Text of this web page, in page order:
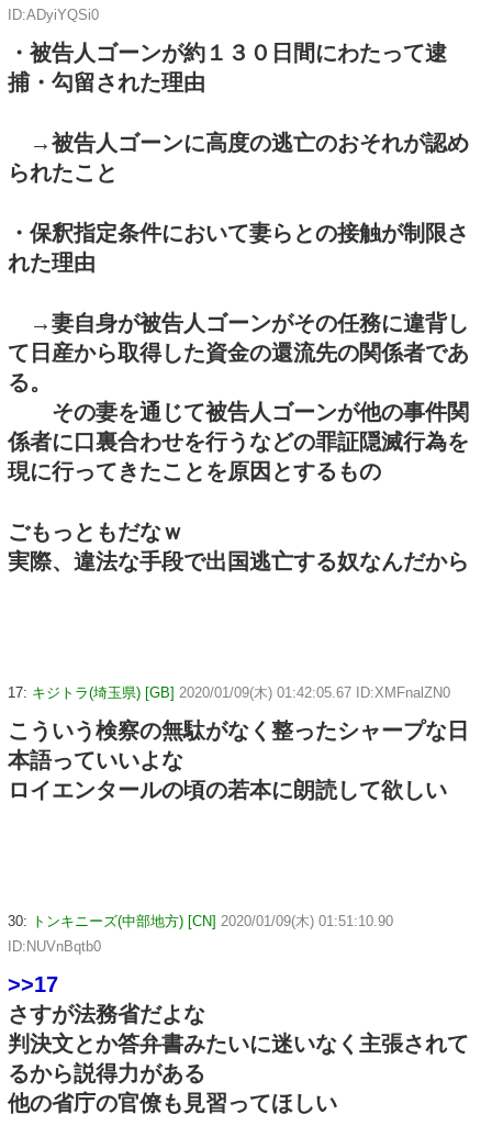
ID:ADyiYQSi0
・被告人ゴーンが約１３０日間にわたって逮
捕・勾留された理由
→被告人ゴーンに高度の逃亡のおそれが認め
られたこと
・保釈指定条件において妻らとの接触が制限さ
れた理由
→妻自身が被告人ゴーンがその任務に違背し
て日産から取得した資金の還流先の関係者であ
る。
その妻を通じて被告人ゴーンが他の事件関
係者に口裏合わせを行うなどの罪証隠滅行為を
現に行ってきたことを原因とするもの
ごもっともだなｗ
実際、違法な手段で出国逃亡する奴なんだから
17: キジトラ(埼玉県) [GB] 2020/01/09(木) 01:42:05.67 ID:XMFnalZN0
こういう検察の無駄がなく整ったシャープな日
本語っていいよな
ロイエンタールの頃の若本に朗読して欲しい
30: トンキニーズ(中部地方) [CN] 2020/01/09(木) 01:51:10.90
ID:NUVnBqtb0
>>17
さすが法務省だよな
判決文とか答弁書みたいに迷いなく主張されて
るから説得力がある
他の省庁の官僚も見習ってほしい